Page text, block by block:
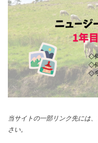
当サイトの一部リンク先には、
さい。